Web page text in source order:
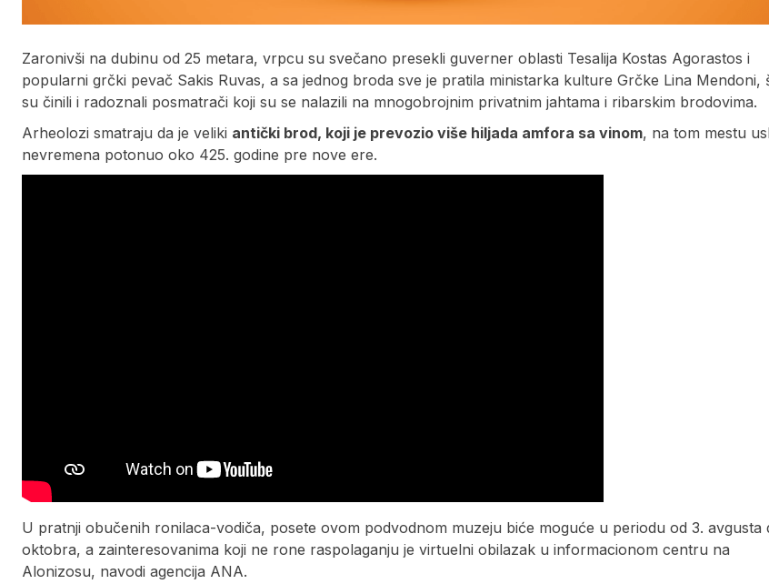
Zaronivši na dubinu od 25 metara, vrpcu su svečano presekli guverner oblasti Tesalija Kostas Agorastos i
popularni grčki pevač Sakis Ruvas, a sa jednog broda sve je pratila ministarka kulture Grčke Lina Mendoni,
su činili i radoznali posmatrači koji su se nalazili na mnogobrojnim privatnim jahtama i ribarskim brodovima.
Arheolozi smatraju da je veliki antički brod, koji je prevozio više hiljada amfora sa vinom, na tom mestu
nevremena potonuo oko 425. godine pre nove ere.
U pratnji obučenih ronilaca-vodiča, posete ovom podvodnom muzeju biće moguće u periodu od 3. avgusta
oktobra, a zainteresovanima koji ne rone raspolaganju je virtuelni obilazak u informacionom centru na
Alonizosu, navodi agencija ANA.